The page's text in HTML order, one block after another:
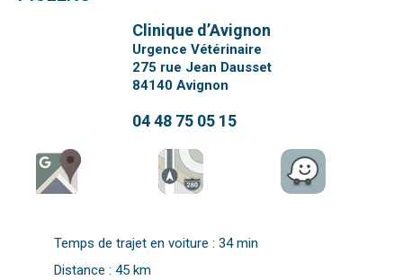
Clinique d’Avignon
Urgence Vétérinaire
275 rue Jean Dausset
84140 Avignon
04 48 75 05 15
Temps de trajet en voiture : 34 min
Distance : 45 km